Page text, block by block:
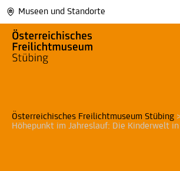
Museen und Standorte
Österreichisches Freilichtmuseum Stübing
Höhepunkt im Jahreslauf: Die Kinderwelt